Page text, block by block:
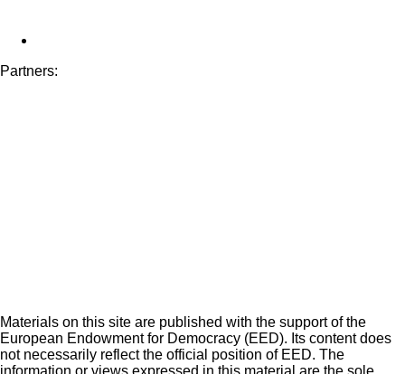
Partners:
Materials on this site are published with the support of the
European Endowment for Democracy (EED). Its content does
not necessarily reflect the official position of EED. The
information or views expressed in this material are the sole